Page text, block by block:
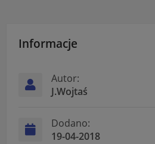
Informacje
Autor:
J.Wojtaś
Dodano:
19-04-2018